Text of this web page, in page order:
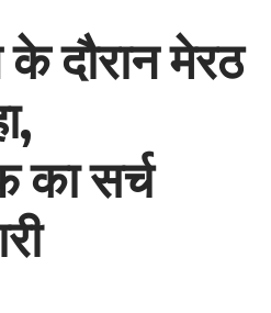
के दौरान मेरठ
का सर्च